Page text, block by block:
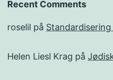
Recent Comments
roselil på
Helen Liesl Krag på